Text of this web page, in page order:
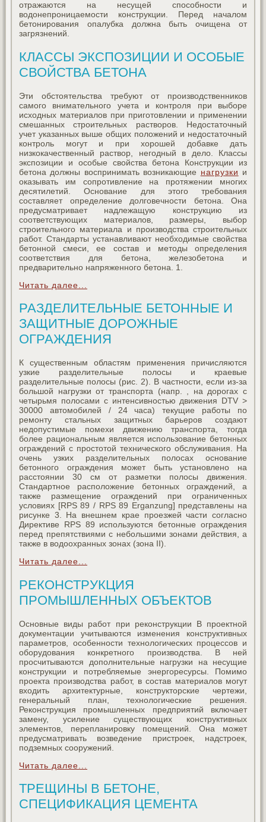
отражаются на несущей способности и
водонепроницаемости конструкции. Перед началом
бетонирования опалубка должна быть очищена от
загрязнений.
КЛАССЫ ЭКСПОЗИЦИИ И ОСОБЫЕ
СВОЙСТВА БЕТОНА
Эти обстоятельства требуют от производственников
самого внимательного учета и контроля при выборе
исходных материалов при приготовлении и применении
смешанных строительных растворов. Недостаточный
учет указанных выше общих положений и недостаточный
контроль могут и при хорошей добавке дать
низкокачественный раствор, негодный в дело. Классы
экспозиции и особые свойства бетона Конструкции из
бетона должны воспринимать возникающие нагрузки и
оказывать им сопротивление на протяжении многих
десятилетий. Основание для этого требования
составляет определение долговечности бетона. Она
предусматривает надлежащую конструкцию из
соответствующих материалов, размеры, выбор
строительного материала и производства строительных
работ. Стандарты устанавливают необходимые свойства
бетонной смеси, ее состав и методы определения
соответствия для бетона, железобетона и
предварительно напряженного бетона. 1.
Читать далее...
РАЗДЕЛИТЕЛЬНЫЕ БЕТОННЫЕ И
ЗАЩИТНЫЕ ДОРОЖНЫЕ
ОГРАЖДЕНИЯ
К существенным областям применения причисляются
узкие разделительные полосы и краевые
разделительные полосы (рис. 2). В частности, если из-за
большой нагрузки от транспорта (напр. , на дорогах с
четырьмя полосами с интенсивностью движения DTV >
30000 автомобилей / 24 часа) текущие работы по
ремонту стальных защитных барьеров создают
недопустимые помехи движению транспорта, тогда
более рациональным является использование бетонных
ограждений с простотой технического обслуживания. На
очень узких разделительных полосах основание
бетонного ограждения может быть установлено на
расстоянии 30 см от разметки полосы движения.
Стандартное расположение бетонных ограждений, а
также размещение ограждений при ограниченных
условиях [RPS 89 / RPS 89 Erganzung] представлены на
рисунке 3. На внешнем крае проезжей части согласно
Директиве RPS 89 используются бетонные ограждения
перед препятствиями с небольшими зонами действия, а
также в водоохранных зонах (зона II).
Читать далее...
РЕКОНСТРУКЦИЯ
ПРОМЫШЛЕННЫХ ОБЪЕКТОВ
Основные виды работ при реконструкции В проектной
документации учитываются изменения конструктивных
параметров, особенности технологических процессов и
оборудования конкретного производства. В ней
просчитываются дополнительные нагрузки на несущие
конструкции и потребляемые энергоресурсы. Помимо
проекта производства работ, в состав материалов могут
входить архитектурные, конструкторские чертежи,
генеральный план, технологические решения.
Реконструкция промышленных предприятий включает
замену, усиление существующих конструктивных
элементов, перепланировку помещений. Она может
предусматривать возведение пристроек, надстроек,
подземных сооружений.
Читать далее...
ТРЕЩИНЫ В БЕТОНЕ,
СПЕЦИФИКАЦИЯ ЦЕМЕНТА